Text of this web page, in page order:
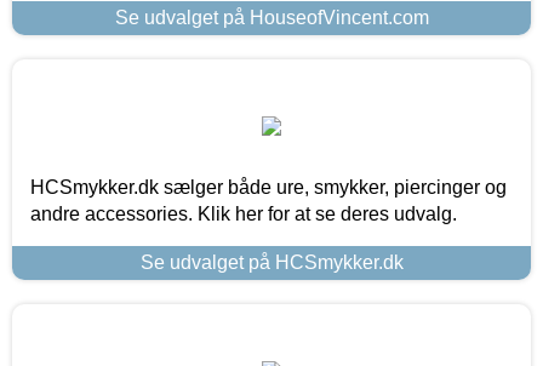
Se udvalget på HouseofVincent.com
HCSmykker.dk sælger både ure, smykker, piercinger og
andre accessories. Klik her for at se deres udvalg.
Se udvalget på HCSmykker.dk